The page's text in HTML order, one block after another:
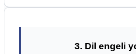
3. Dil engeli